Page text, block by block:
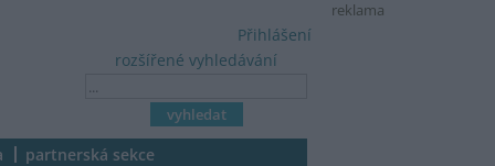
reklama
rozšířené vyhledávání
Přihlášení
partnerská sekce